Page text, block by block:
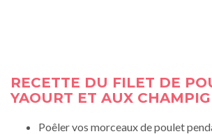
RECETTE DU FILET DE
YAOURT ET AUX
Poêler vos morceaux de poulet